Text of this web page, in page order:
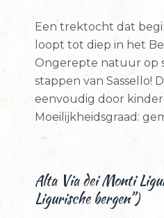
Een trektocht dat
loopt tot diep in het
Ongerepte natuur op
stappen van Sassello!
eenvoudig door
Moeilijkheidsgraad:
Alta Via dei Monti
Ligurische bergen”)